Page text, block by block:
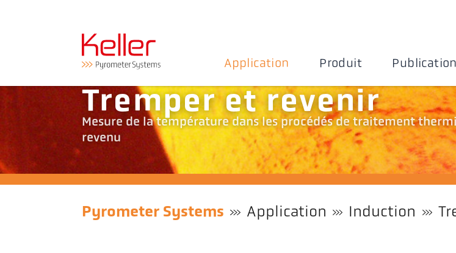
Application Produit
Tremper et revenir
Mesure de la température dans les procédés de traitement
revenu
Pyrometer Systems Application Induction